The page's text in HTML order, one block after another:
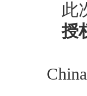
此
授